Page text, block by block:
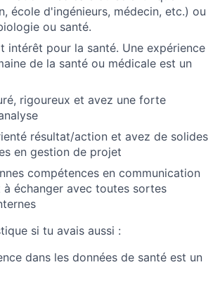
école d'ingénieurs, médecin, etc.) ou
ou santé.
intérêt pour la santé. Une expérience
de la santé ou médicale est un
rigoureux et avez une forte
résultat/action et avez de solides
en gestion de projet
compétences en communication
échanger avec toutes sortes
si tu avais aussi :
dans les données de santé est un